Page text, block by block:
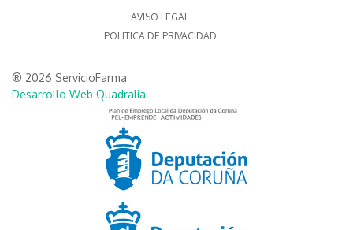
AVISO LEGAL
POLITICA DE PRIVACIDAD
® 2026 ServicioFarma
Desarrollo Web Quadralia